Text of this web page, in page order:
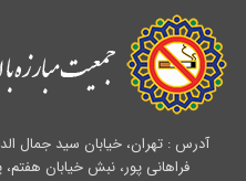
آدرس : تهران، خیابان سید جمال
فراهانی پور، نبش خیابان هفتم، پلاک ۴ - کد پستی :